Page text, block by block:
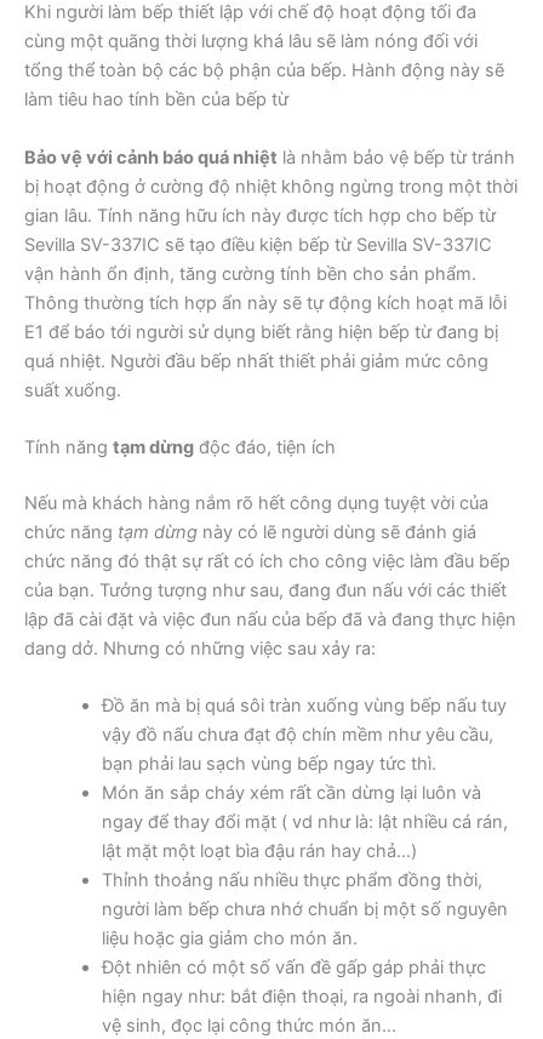
Khi người làm bếp thiết lập với chế độ hoạt động tối đa
cùng một quãng thời lượng khá lâu sẽ làm nóng đối với
tổng thể toàn bộ các bộ phận của bếp. Hành động này sẽ
làm tiêu hao tính bền của bếp từ
Bảo vệ với cảnh báo quá nhiệt là nhằm bảo vệ bếp từ tránh
bị hoạt động ở cường độ nhiệt không ngừng trong một thời
gian lâu. Tính năng hữu ích này được tích hợp cho bếp từ
Sevilla SV-337IC sẽ tạo điều kiện bếp từ Sevilla SV-337IC
vận hành ổn định, tăng cường tính bền cho sản phẩm.
Thông thường tích hợp ẩn này sẽ tự động kích hoạt mã lỗi
E1 để báo tới người sử dụng biết rằng hiện bếp từ đang bị
quá nhiệt. Người đầu bếp nhất thiết phải giảm mức công
suất xuống.
Tính năng tạm dừng độc đáo, tiện ích
Nếu mà khách hàng nắm rõ hết công dụng tuyệt vời của
chức năng tạm dừng này có lẽ người dùng sẽ đánh giá
chức năng đó thật sự rất có ích cho công việc làm đầu bếp
của bạn. Tưởng tượng như sau, đang đun nấu với các thiết
lập đã cài đặt và việc đun nấu của bếp đã và đang thực hiện
dang dở. Nhưng có những việc sau xảy ra:
Đồ ăn mà bị quá sôi tràn xuống vùng bếp nấu tuy
vậy đồ nấu chưa đạt độ chín mềm như yêu cầu,
bạn phải lau sạch vùng bếp ngay tức thì.
Món ăn sắp cháy xém rất cần dừng lại luôn và
ngay để thay đổi mặt ( vd như là: lật nhiều cá rán,
lật mặt một loạt bìa đậu rán hay chả…)
Thỉnh thoảng nấu nhiều thực phẩm đồng thời,
người làm bếp chưa nhớ chuẩn bị một số nguyên
liệu hoặc gia giảm cho món ăn.
Đột nhiên có một số vấn đề gấp gáp phải thực
hiện ngay như: bắt điện thoại, ra ngoài nhanh, đi
vệ sinh, đọc lại công thức món ăn…